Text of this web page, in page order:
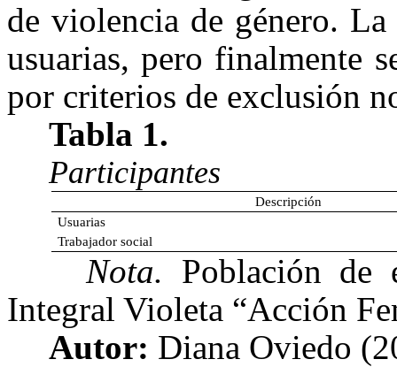
de violencia de género.
usuarias, pero finalmente
por criterios de exclusión
Tabla 1.
Participantes
Descripción
Usuarias
Trabajador social
Nota. Población de
Integral Violeta “Acción
Autor: Diana Oviedo